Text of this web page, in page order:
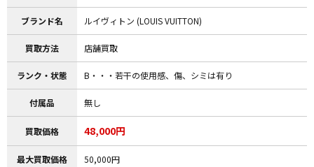
ブランド名 ルイヴィトン (LOUIS VUITTON)
買取方法 店舗買取
ランク・状態 B・・・若干の使用感、傷、シミは有り
付属品 無し
買取価格 48,000円
最大買取価格 50,000円